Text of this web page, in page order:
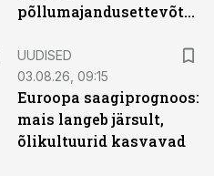
põllumajandusettevõtted
UUDISED
03.08.26, 09:15
Euroopa saagiprognoos:
mais langeb järsult,
õlikultuurid kasvavad